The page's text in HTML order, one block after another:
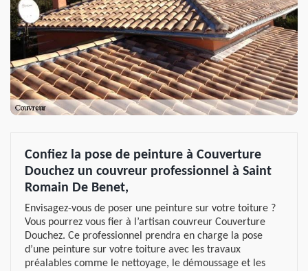
Confiez la pose de peinture à Couverture
Douchez un couvreur professionnel à Saint
Romain De Benet,
Envisagez-vous de poser une peinture sur votre toiture ?
Vous pourrez vous fier à l’artisan couvreur Couverture
Douchez. Ce professionnel prendra en charge la pose
d’une peinture sur votre toiture avec les travaux
préalables comme le nettoyage, le démoussage et les